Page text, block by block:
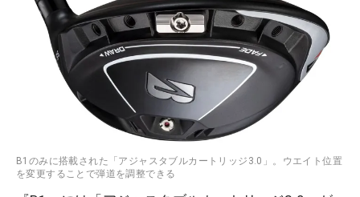
B1のみに搭載された「アジャスタブルカートリッジ3.0」。ウエイト位置
を変更することで弾道を調整できる